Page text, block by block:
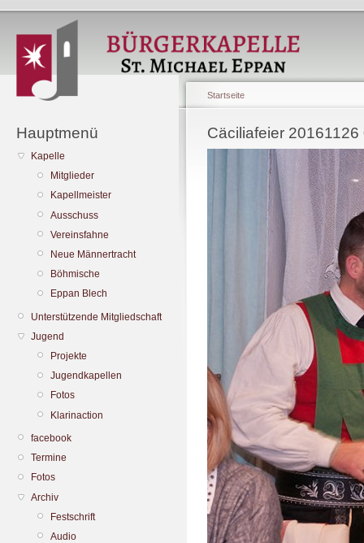
Hauptmenü
Kapelle
Mitglieder
Kapellmeister
Ausschuss
Vereinsfahne
Neue Männertracht
Böhmische
Eppan Blech
Unterstützende Mitgliedschaft
Jugend
Projekte
Jugendkapellen
Fotos
Klarinaction
facebook
Termine
Fotos
Archiv
Festschrift
Audio
Startseite
Cäciliafeier 20161126